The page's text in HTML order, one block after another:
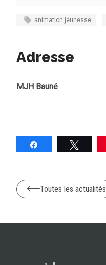
animation jeunesse
Adresse
MJH Bauné
Partagez
Toutes les actualités